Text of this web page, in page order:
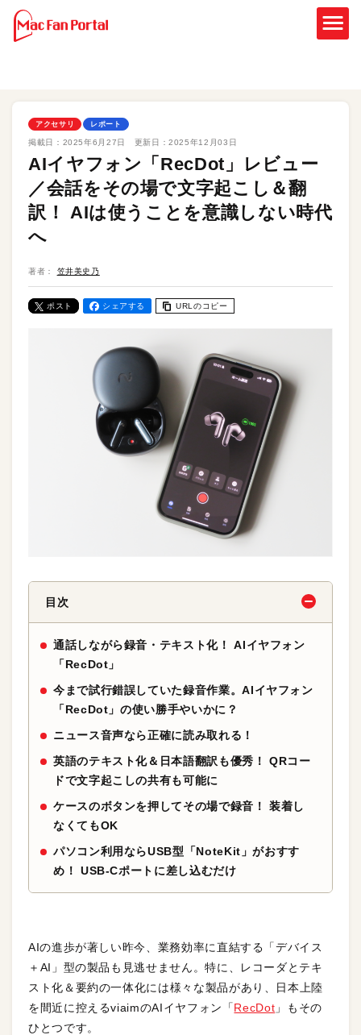
アクセサリ レポート
掲載日： 2025年6月27日 更新日：2025年12月03日
AIイヤフォン「RecDot」レビュー
／会話をその場で文字起こし＆翻
訳！ AIは使うことを意識しない時代
へ
著者： 笠井美史乃
ポスト シェアする URLのコピー
目次
通話しながら録音・テキスト化！ AIイヤフォン
「RecDot」
今まで試行錯誤していた録音作業。AIイヤフォン
「RecDot」の使い勝手やいかに？
ニュース音声なら正確に読み取れる！
英語のテキスト化＆日本語翻訳も優秀！ QRコー
ドで文字起こしの共有も可能に
ケースのボタンを押してその場で録音！ 装着し
なくてもOK
パソコン利用ならUSB型「NoteKit」がおすす
め！ USB-Cポートに差し込むだけ
AIの進歩が著しい昨今、業務効率に直結する「デバイス
＋AI」型の製品も見逃せません。特に、レコーダとテキ
スト化＆要約の一体化には様々な製品があり、日本上陸
を間近に控えるviaimのAIイヤフォン「RecDot 」もその
ひとつです。